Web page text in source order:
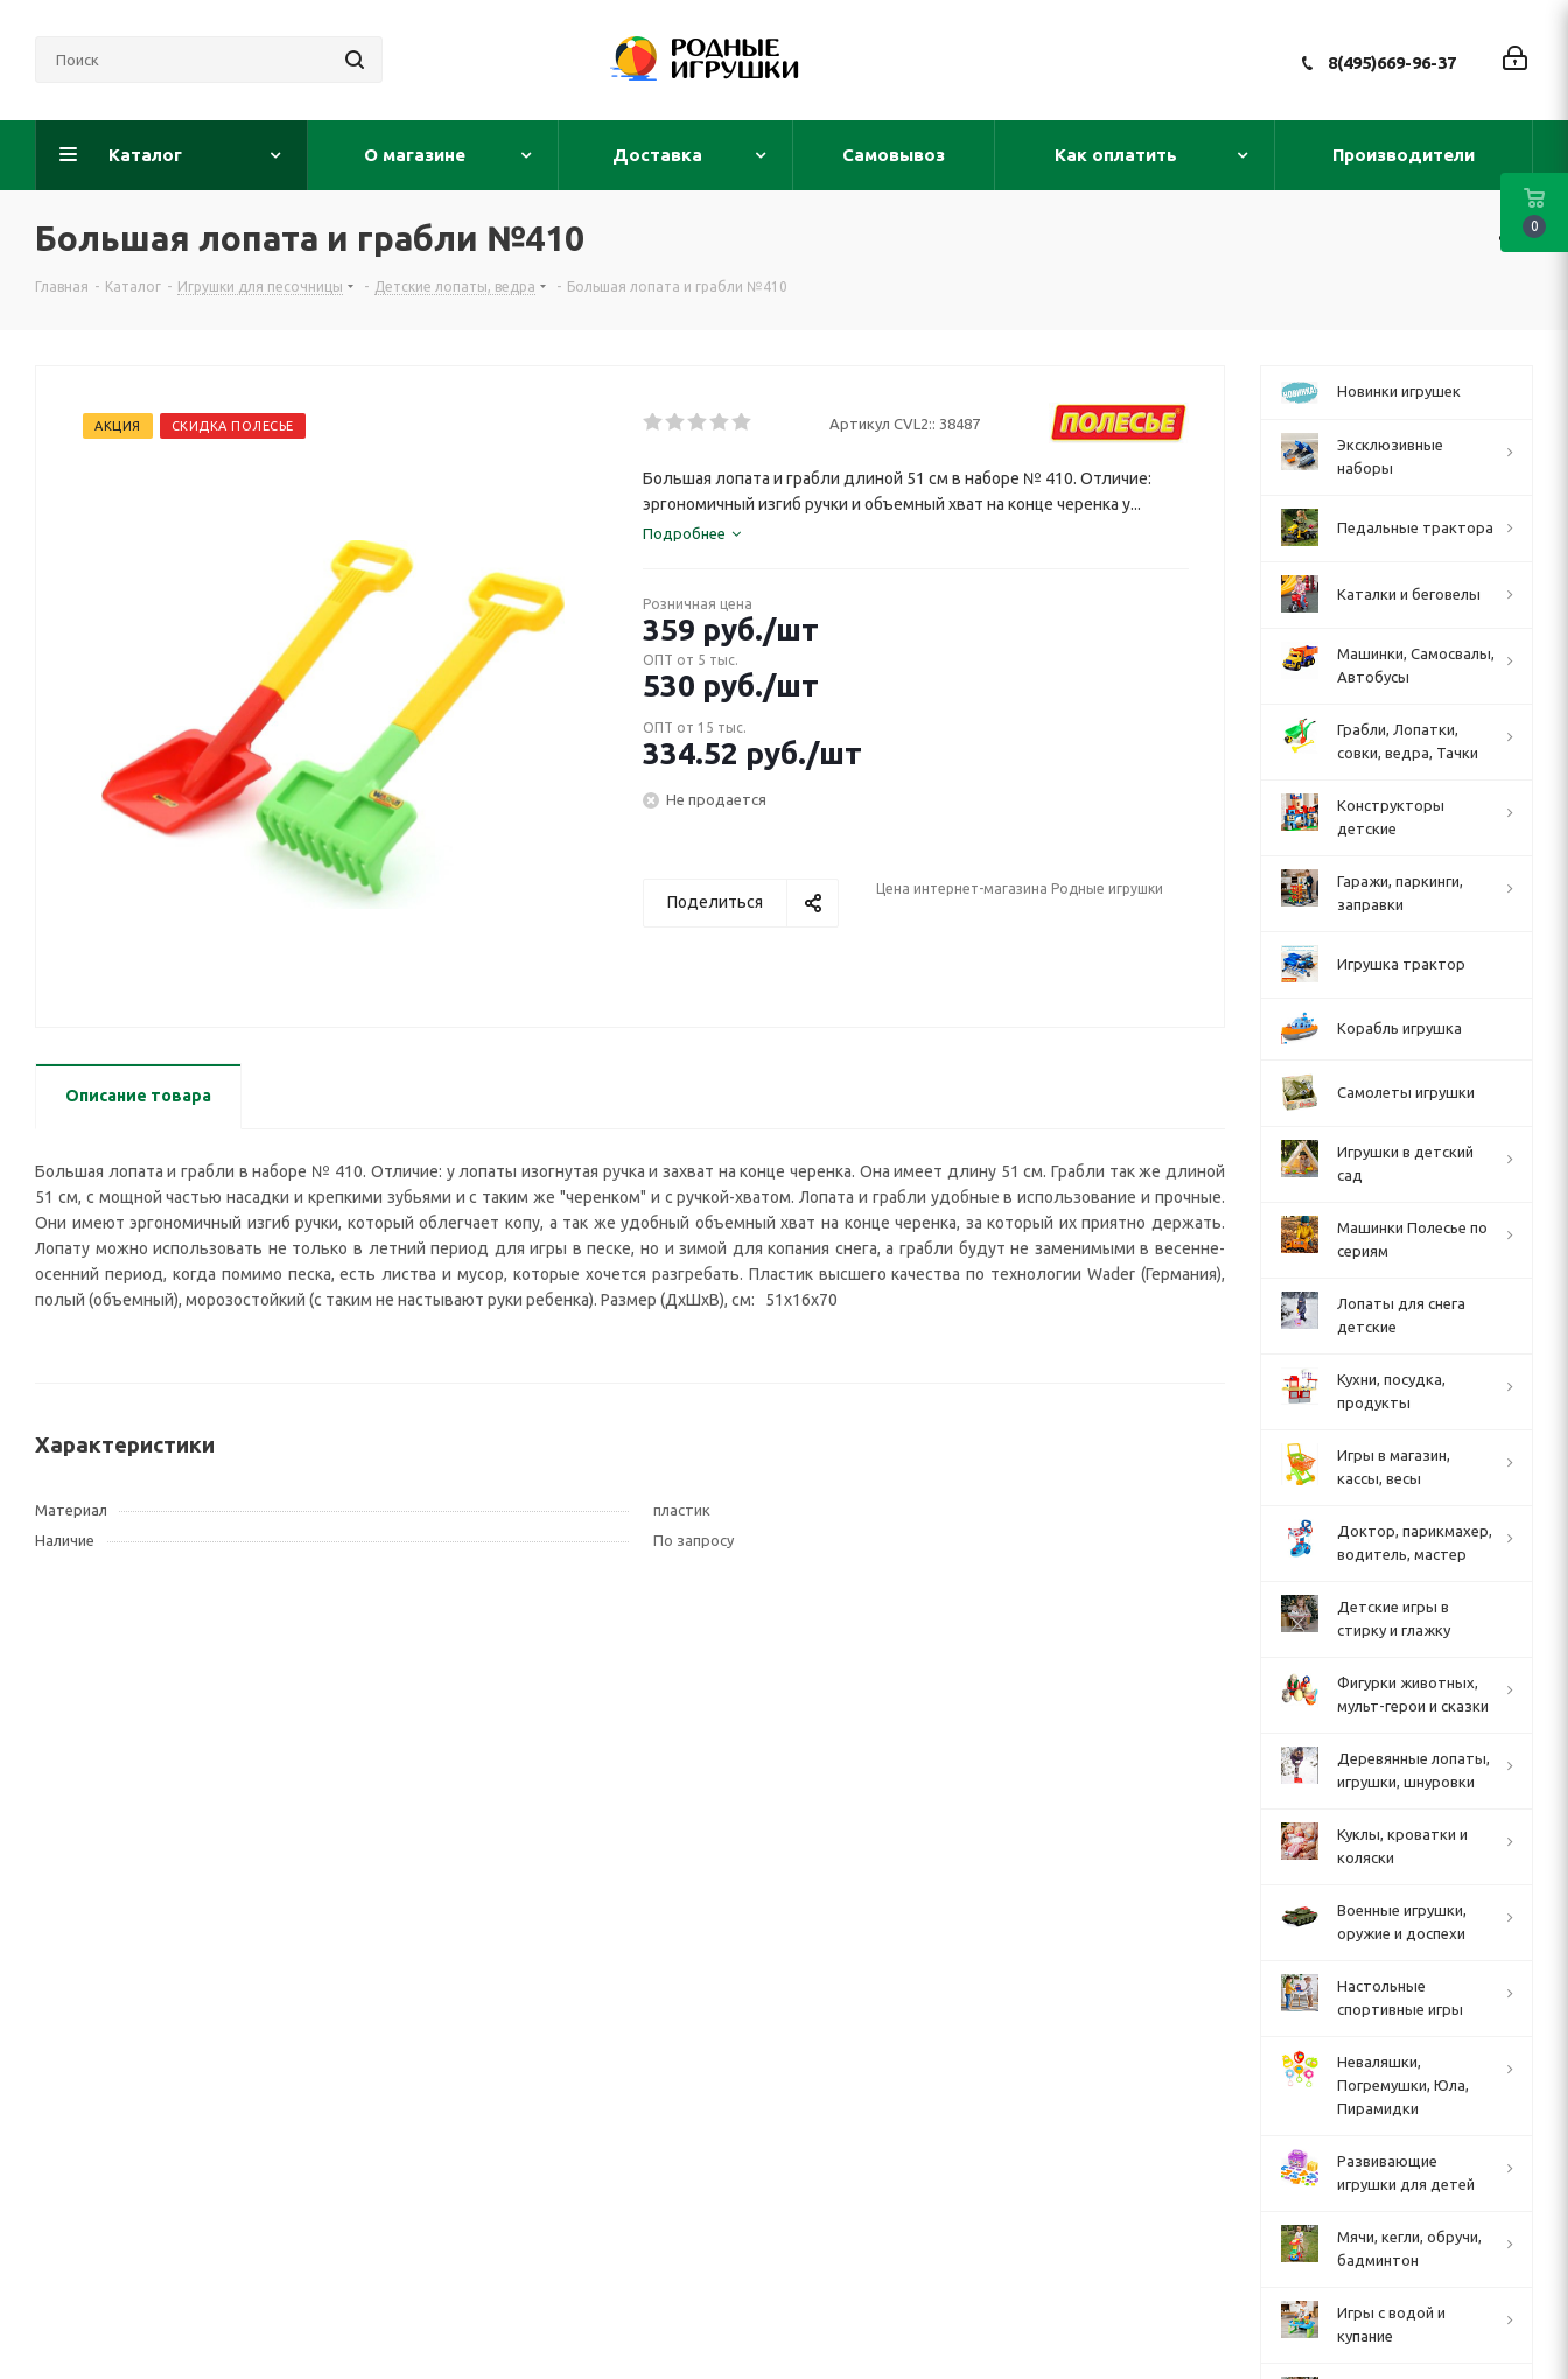
8(495)669-96-37
Каталог О магазине Доставка Самовывоз Как оплатить Производители
Большая лопата и грабли №410
Главная - Каталог - Игрушки для песочницы - Детские лопаты, ведра - Большая лопата и грабли №410
АКЦИЯ СКИДКА ПОЛЕСЬЕ Артикул CVL2:: 38487
Большая лопата и грабли длиной 51 см в наборе № 410. Отличие:
эргономичный изгиб ручки и объемный хват на конце черенка у...
Подробнее
Розничная цена
359 руб./шт
ОПТ от 5 тыс.
530 руб./шт
ОПТ от 15 тыс.
334.52 руб./шт
Не продается
Поделиться
Цена интернет-магазина Родные игрушки
Описание товара
Большая лопата и грабли в наборе № 410. Отличие: у лопаты изогнутая ручка и захват на конце черенка. Она имеет длину 51 см. Грабли так же длиной
51 см, с мощной частью насадки и крепкими зубьями и с таким же "черенком" и с ручкой-хватом. Лопата и грабли удобные в использование и прочные.
Они имеют эргономичный изгиб ручки, который облегчает копу, а так же удобный объемный хват на конце черенка, за который их приятно держать.
Лопату можно использовать не только в летний период для игры в песке, но и зимой для копания снега, а грабли будут не заменимыми в весенне-
осенний период, когда помимо песка, есть листва и мусор, которые хочется разгребать. Пластик высшего качества по технологии Wader (Германия),
полый (объемный), морозостойкий (с таким не настывают руки ребенка). Размер (ДхШхВ), см: 51x16x70
Характеристики
Материал
пластик
Наличие
По запросу
Новинки игрушек
Эксклюзивные
наборы
Педальные трактора
Каталки и беговелы
Машинки, Самосвалы,
Автобусы
Грабли, Лопатки,
совки, ведра, Тачки
Конструкторы
детские
Гаражи, паркинги,
заправки
Игрушка трактор
Корабль игрушка
Самолеты игрушки
Игрушки в детский
сад
Машинки Полесье по
сериям
Лопаты для снега
детские
Кухни, посудка,
продукты
Игры в магазин,
кассы, весы
Доктор, парикмахер,
водитель, мастер
Детские игры в
стирку и глажку
Фигурки животных,
мульт-герои и сказки
Деревянные лопаты,
игрушки, шнуровки
Куклы, кроватки и
коляски
Военные игрушки,
оружие и доспехи
Настольные
спортивные игры
Неваляшки,
Погремушки, Юла,
Пирамидки
Развивающие
игрушки для детей
Мячи, кегли, обручи,
бадминтон
Игры с водой и
купание
0